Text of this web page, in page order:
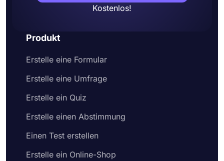
Geben Sie zum Schluss Ihr Formular frei oder
Kostenlos!
Produkt
Erstelle eine Formular
Erstelle eine Umfrage
Erstelle ein Quiz
Erstelle einen Abstimmung
Einen Test erstellen
Erstelle ein Online-Shop